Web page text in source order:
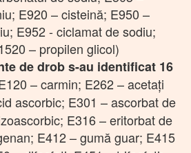
E920 – cisteină; E950 –
E952 - ciclamat de sodiu;
– propilen glicol)
de drob s-au identificat 16
– carmin; E262 – acetați
ascorbic; E301 – ascorbat de
E316 – eritorbat de
E412 – gumă guar; E415